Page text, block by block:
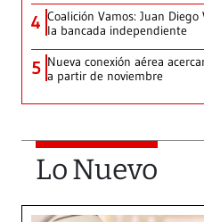
4 Coalición Vamos: Juan
la bancada independiente
5 Nueva conexión aérea
a partir de noviembre
Lo Nuevo